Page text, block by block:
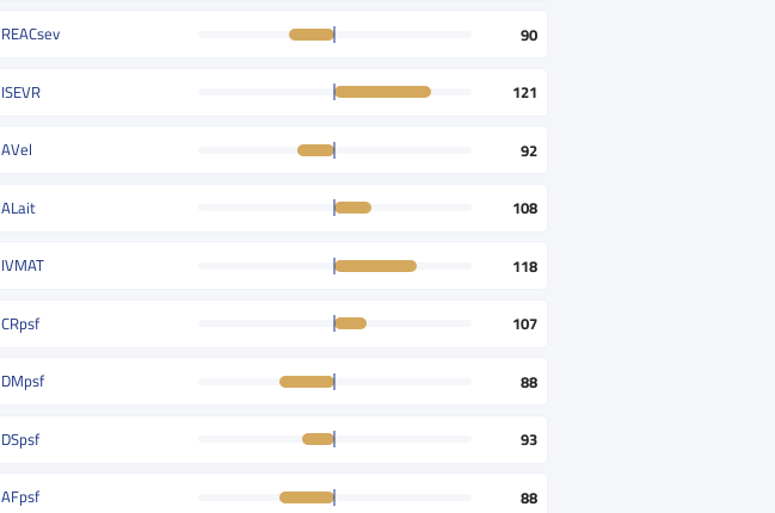
REACsev 90
ISEVR 121
AVel 92
ALait 108
IVMAT 118
CRpsf 107
DMpsf 88
DSpsf 93
AFpsf 88